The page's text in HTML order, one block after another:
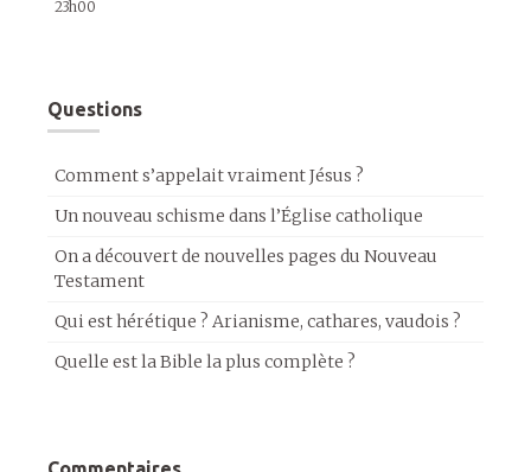
23h00
Questions
Comment s’appelait vraiment Jésus ?
Un nouveau schisme dans l’Église catholique
On a découvert de nouvelles pages du Nouveau
Testament
Qui est hérétique ? Arianisme, cathares, vaudois ?
Quelle est la Bible la plus complète ?